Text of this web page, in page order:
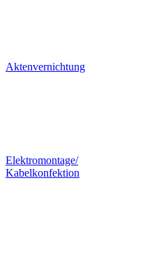
Aktenvernichtung
Elektromontage/
Kabelkonfektion